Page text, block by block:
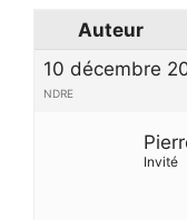
Auteur
10 décembre
NDRE
Invité